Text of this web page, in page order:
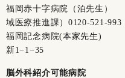
福岡赤十字病院（泊先生）
域医療推進課） 0120-521-993
福岡記念病院(本家先生)
新1−1−35
脳外科紹介可能病院